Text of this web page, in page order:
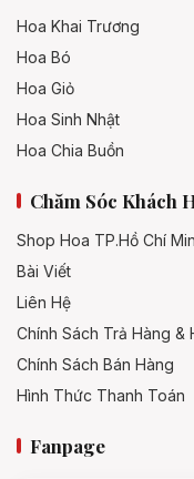
Hoa Khai Trương
Hoa Bó
Hoa Giỏ
Hoa Sinh Nhật
Hoa Chia Buồn
Chăm Sóc Khách
Shop Hoa TP.Hồ Chí
Bài Viết
Liên Hệ
Chính Sách Trả Hàng &
Chính Sách Bán Hàng
Hình Thức Thanh Toán
Fanpage